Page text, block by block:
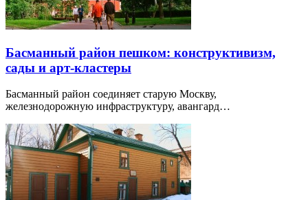
Басманный район пешком: конструктивизм,
сады и арт-кластеры
Басманный район соединяет старую Москву,
железнодорожную инфраструктуру, авангард…